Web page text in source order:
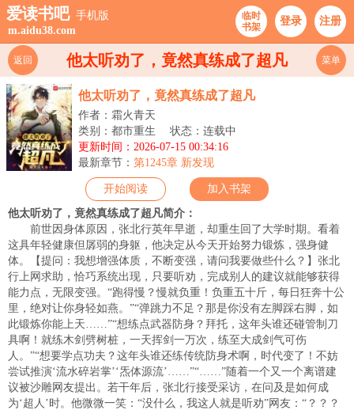
爱读书吧 手机版
m.aidu38.com
临时
书架
登录 注册
他太听劝了，竟然真练成了超凡
返回 菜单
他太听劝了，竟然真练成了超凡
作者：霜火青天
类别：都市重生
状态：连载中
更新时间：2026-07-15 00:34:16
最新章节： 第1245章 新发现
开始阅读 加入书架
他太听劝了，竟然真练成了超凡简介：
前世因身体原因，张北行英年早逝，却重生回了大学时期。看着
这具年轻健康但孱弱的身躯，他决定从今天开始努力锻炼，强身健
体。【提问：我想增强体质，不断变强，请问我要做些什么？】张北
行上网求助，恰巧系统出现，只要听劝，完成别人的建议就能够获得
能力点，无限变强。“跑得慢？慢就负重！负重五十斤，每日狂奔十公
里，绝对让你身轻如燕。”“弹跳力不足？那是你没有左脚踩右脚，如
此锻炼你能上天……”“想练点武器防身？拜托，这年头谁还碰管制刀
具啊！就练木剑劈树桩，一天挥剑一万次，练至大成剑气可伤
人。”“想要学点功夫？这年头谁还练传统防身术啊，时代变了！不妨
尝试推演‘流水碎岩掌’‘炁体源流’……”“……”随着一个又一个离谱建
议被沙雕网友提出。若干年后，张北行接受采访，在问及是如何成
为‘超人’时。他微微一笑：“没什么，我这人就是听劝”网友：“？？？